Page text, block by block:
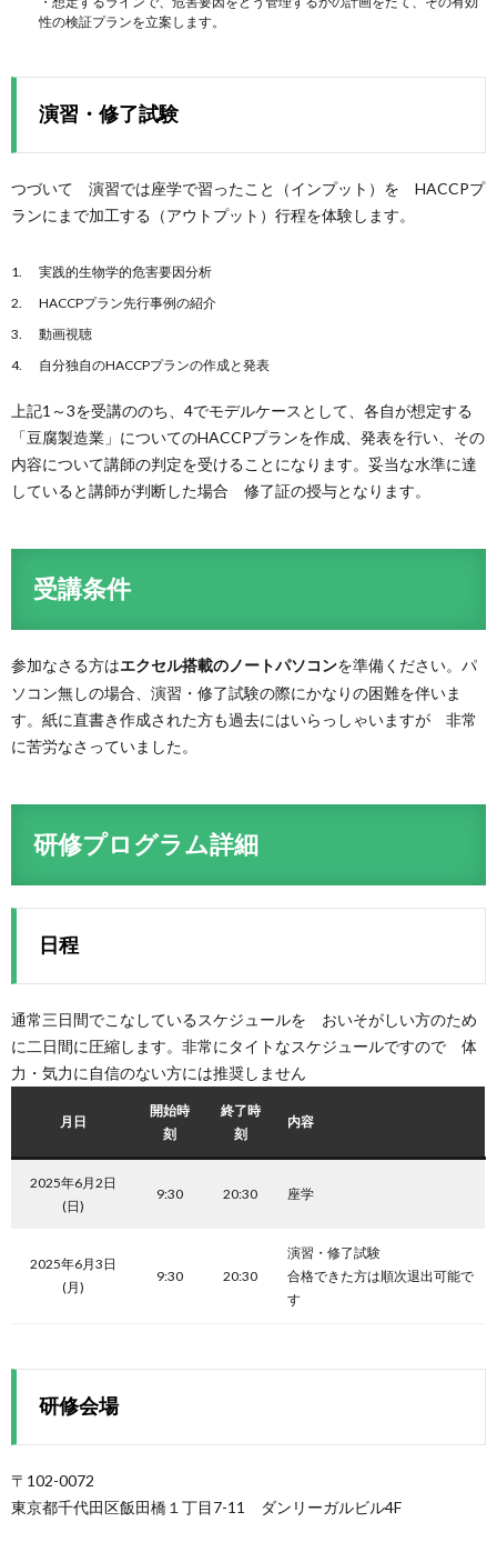
性の検証プランを立案します。
演習・修了試験
つづいて 演習では座学で習ったこと（インプット）を HACCPプ
ランにまで加工する（アウトプット）行程を体験します。
実践的生物学的危害要因分析
HACCPプラン先行事例の紹介
動画視聴
自分独自のHACCPプランの作成と発表
上記1～3を受講ののち、4でモデルケースとして、各自が想定する
「豆腐製造業」についてのHACCPプランを作成、発表を行い、その
内容について講師の判定を受けることになります。妥当な水準に達
していると講師が判断した場合 修了証の授与となります。
受講条件
参加なさる方はエクセル搭載のノートパソコンを準備ください。パ
ソコン無しの場合、演習・修了試験の際にかなりの困難を伴いま
す。紙に直書き作成された方も過去にはいらっしゃいますが 非常
に苦労なさっていました。
研修プログラム詳細
日程
通常三日間でこなしているスケジュールを おいそがしい方のため
に二日間に圧縮します。非常にタイトなスケジュールですので 体
力・気力に自信のない方には推奨しません
月日
開始時
刻
終了時
刻
内容
2025年6月2日
(日)
9:30 20:30 座学
2025年6月3日
(月)
9:30 20:30
演習・修了試験
合格できた方は順次退出可能で
す
研修会場
〒102-0072
東京都千代田区飯田橋１丁目7-11 ダンリーガルビル4F